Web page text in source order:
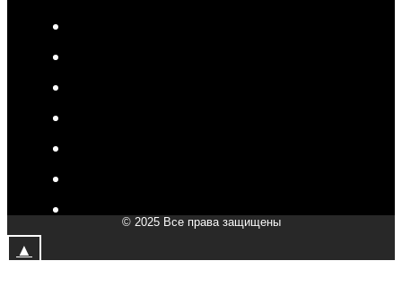
© 2025 Все права защищены
▲